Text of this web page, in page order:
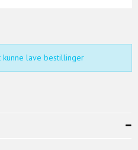
lave bestillinger